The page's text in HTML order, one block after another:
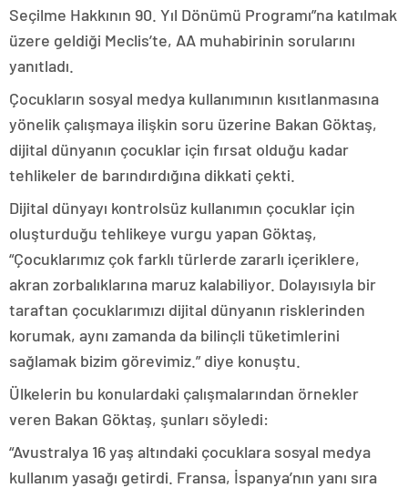
Seçilme Hakkının 90. Yıl Dönümü Programı”na katılmak
üzere geldiği Meclis’te, AA muhabirinin sorularını
yanıtladı.
Çocukların sosyal medya kullanımının kısıtlanmasına
yönelik çalışmaya ilişkin soru üzerine Bakan Göktaş,
dijital dünyanın çocuklar için fırsat olduğu kadar
tehlikeler de barındırdığına dikkati çekti.
Dijital dünyayı kontrolsüz kullanımın çocuklar için
oluşturduğu tehlikeye vurgu yapan Göktaş,
“Çocuklarımız çok farklı türlerde zararlı içeriklere,
akran zorbalıklarına maruz kalabiliyor. Dolayısıyla bir
taraftan çocuklarımızı dijital dünyanın risklerinden
korumak, aynı zamanda da bilinçli tüketimlerini
sağlamak bizim görevimiz.” diye konuştu.
Ülkelerin bu konulardaki çalışmalarından örnekler
veren Bakan Göktaş, şunları söyledi:
“Avustralya 16 yaş altındaki çocuklara sosyal medya
kullanım yasağı getirdi. Fransa, İspanya’nın yanı sıra